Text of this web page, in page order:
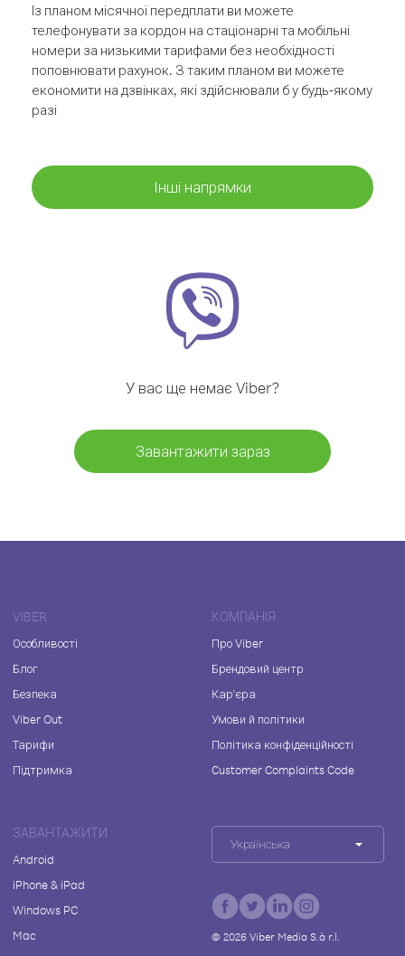
Із планом місячної передплати ви можете
телефонувати за кордон на стаціонарні та мобільні
номери за низькими тарифами без необхідності
поповнювати рахунок. З таким планом ви можете
економити на дзвінках, які здійснювали б у будь-якому
разі
Інші напрямки
У вас ще немає Viber?
Завантажити зараз
VIBER
Особливості
Блог
Безпека
Viber Out
Тарифи
Підтримка
КОМПАНІЯ
Про Viber
Брендовий центр
Кар'єра
Умови й політики
Політика конфіденційності
Customer Complaints Code
ЗАВАНТАЖИТИ
Android
iPhone & iPad
Windows PC
Mac
Українська
© 2026Viber Media S.à r.l.